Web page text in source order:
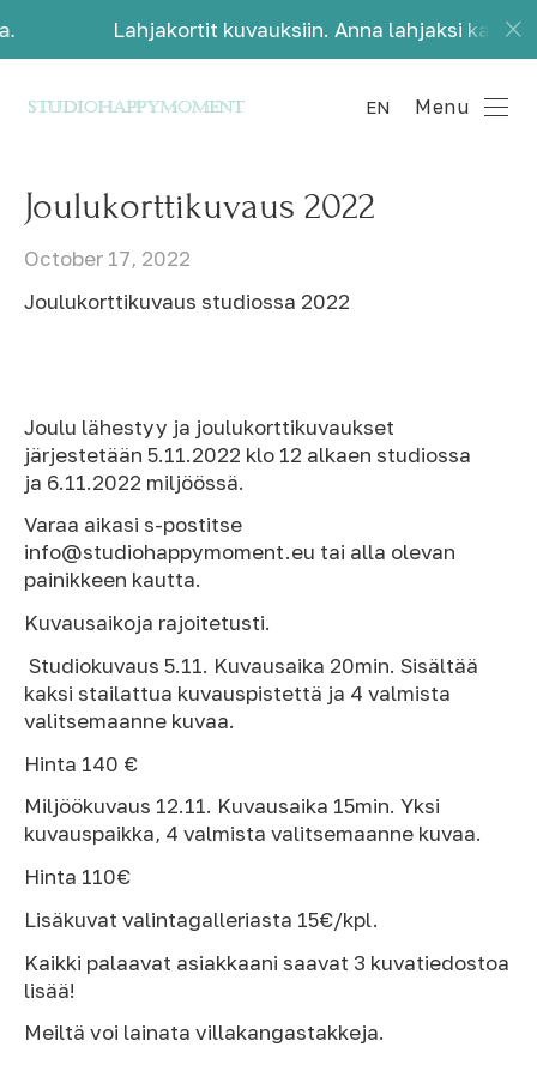
Lahjakortit kuvauksiin. Anna lahjaksi kauniita
EN Menu
Joulukorttikuvaus 2022
October 17, 2022
Joulukorttikuvaus studiossa 2022
Joulu lähestyy ja joulukorttikuvaukset
järjestetään 5.11.2022 klo 12 alkaen studiossa
ja 6.11.2022 miljöössä.
Varaa aikasi s-postitse
info@studiohappymoment.eu tai alla olevan
painikkeen kautta.
Kuvausaikoja rajoitetusti.
Studiokuvaus 5.11. Kuvausaika 20min. Sisältää
kaksi stailattua kuvauspistettä ja 4 valmista
valitsemaanne kuvaa.
Hinta 140 €
Miljöökuvaus 12.11. Kuvausaika 15min. Yksi
kuvauspaikka, 4 valmista valitsemaanne kuvaa.
Hinta 110€
Lisäkuvat valintagalleriasta 15€/kpl.
Kaikki palaavat asiakkaani saavat 3 kuvatiedostoa
lisää!
Meiltä voi lainata villakangastakkeja.